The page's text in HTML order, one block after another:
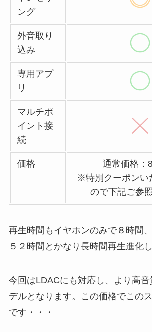
ング
外音取り
込み
専用アプ
リ
マルチポ
イント接
続
価格
通常価格：
※特別クーポンい
ので下記ご参
再生時間もイヤホンのみで８時間
５２時間とかなり長時間再生進化し
今回はLDACにも対応し、より高
デルとなります。この価格でこの
です・・・